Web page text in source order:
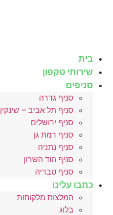
בית
שירותי טקפון
סניפים
סניף גדרה
סניף תל אביב – שינקין
סניף ירושלים
סניף רמת גן
סניף נתניה
סניף הוד השרון
סניף טבריה
כתבו עלינו
המלצות מלקוחות
בלוג